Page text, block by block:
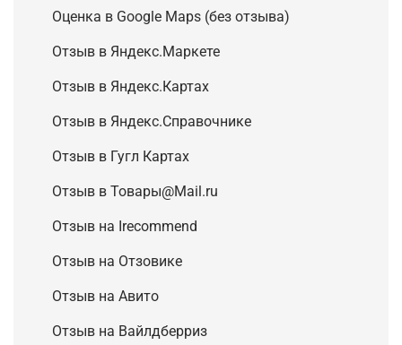
Оценка в Google Maps (без отзыва)
Отзыв в Яндекс.Маркете
Отзыв в Яндекс.Картах
Отзыв в Яндекс.Справочнике
Отзыв в Гугл Картах
Отзыв в Товары@Mail.ru
Отзыв на Irecommend
Отзыв на Отзовике
Отзыв на Авито
Отзыв на Вайлдберриз